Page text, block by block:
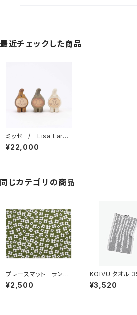
最近チェックした商品
ミッセ / Lisa Larso
n リサ・ラーソン
¥22,000
同じカテゴリの商品
プレースマット ランチ
ョンマット 「ベラミ」 /
アルメダールス/ALM
¥2,500
KOIVU タオル
cm ／
ANKURIT（ラプ
¥3,520